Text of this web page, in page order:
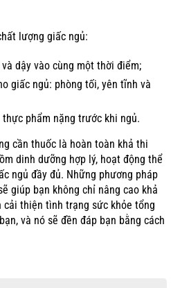
lượng giấc ngủ:
dậy vào cùng một thời điểm;
giấc ngủ: phòng tối, yên tĩnh và
phẩm nặng trước khi ngủ.
cần thuốc là hoàn toàn khả thi
dinh dưỡng hợp lý, hoạt động thể
ngủ đầy đủ. Những phương pháp
giúp bạn không chỉ nâng cao khả
cải thiện tình trạng sức khỏe tổng
và nó sẽ đền đáp bạn bằng cách